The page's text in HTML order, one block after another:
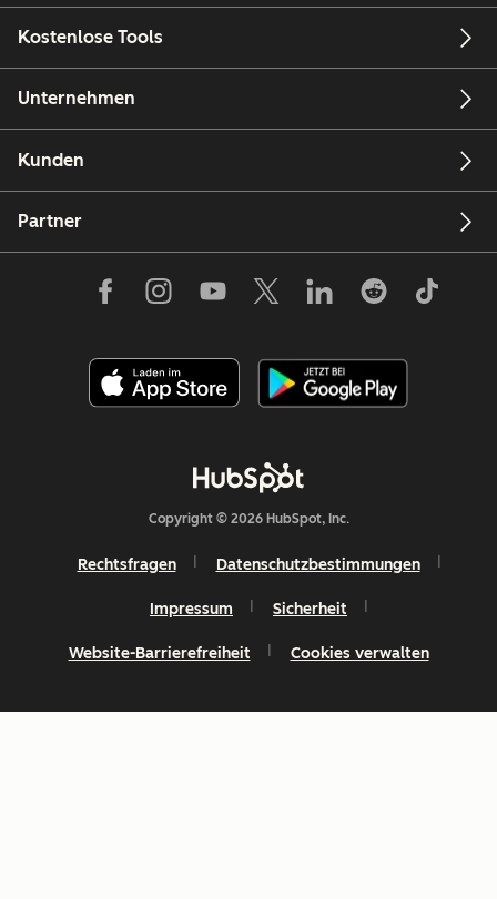
Kostenlose Tools
Unternehmen
Kunden
Partner
Copyright © 2026 HubSpot, Inc.
Rechtsfragen Datenschutzbestimmungen
Impressum Sicherheit
Website-Barrierefreiheit Cookies verwalten